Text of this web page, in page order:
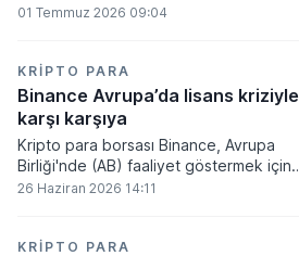
beklentilerinin zayıflaması üzerine kripto
01 Temmuz 2026 09:04
KRIPTO PARA
Binance Avrupa’da lisans kriziyle
karşı karşıya
Kripto para borsası Binance, Avrupa
Birliği'nde (AB) faaliyet göstermek için
gerekli düzenleyici onayları alamadı.
26 Haziran 2026 14:11
KRIPTO PARA